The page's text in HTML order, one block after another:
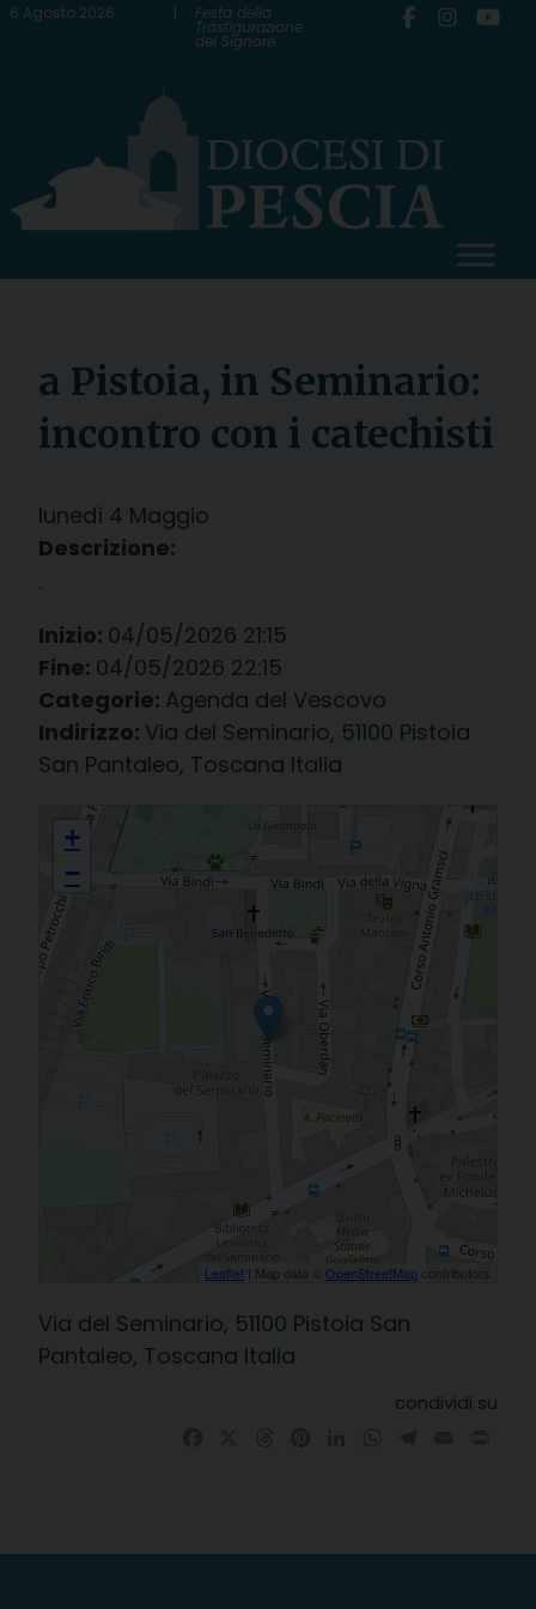
Skip
6 Agosto 2026 Festa della
Trasfigurazione
del Signore
a Pistoia, in Seminario:
incontro con i catechisti
lunedì 4 Maggio
Descrizione:
.
Inizio: 04/05/2026 21:15
Fine: 04/05/2026 22:15
Categorie: Agenda del Vescovo
Indirizzo: Via del Seminario, 51100 Pistoia
San Pantaleo, Toscana Italia
a Pistoia, in Seminario: incontro con i catechisti
+
−
Leaflet | Map data © OpenStreetMap contributors
Via del Seminario, 51100 Pistoia San
Pantaleo, Toscana Italia
condividi su